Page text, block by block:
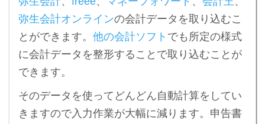
弥生会計オンラインの会計データを取り込むこ
とができます。 他の会計ソフト でも所定の様式
に会計データを整形することで取り込むことが
できます。
そのデータを使ってどんどん自動計算をしてい
きますので入力作業が大幅に減ります。申告書